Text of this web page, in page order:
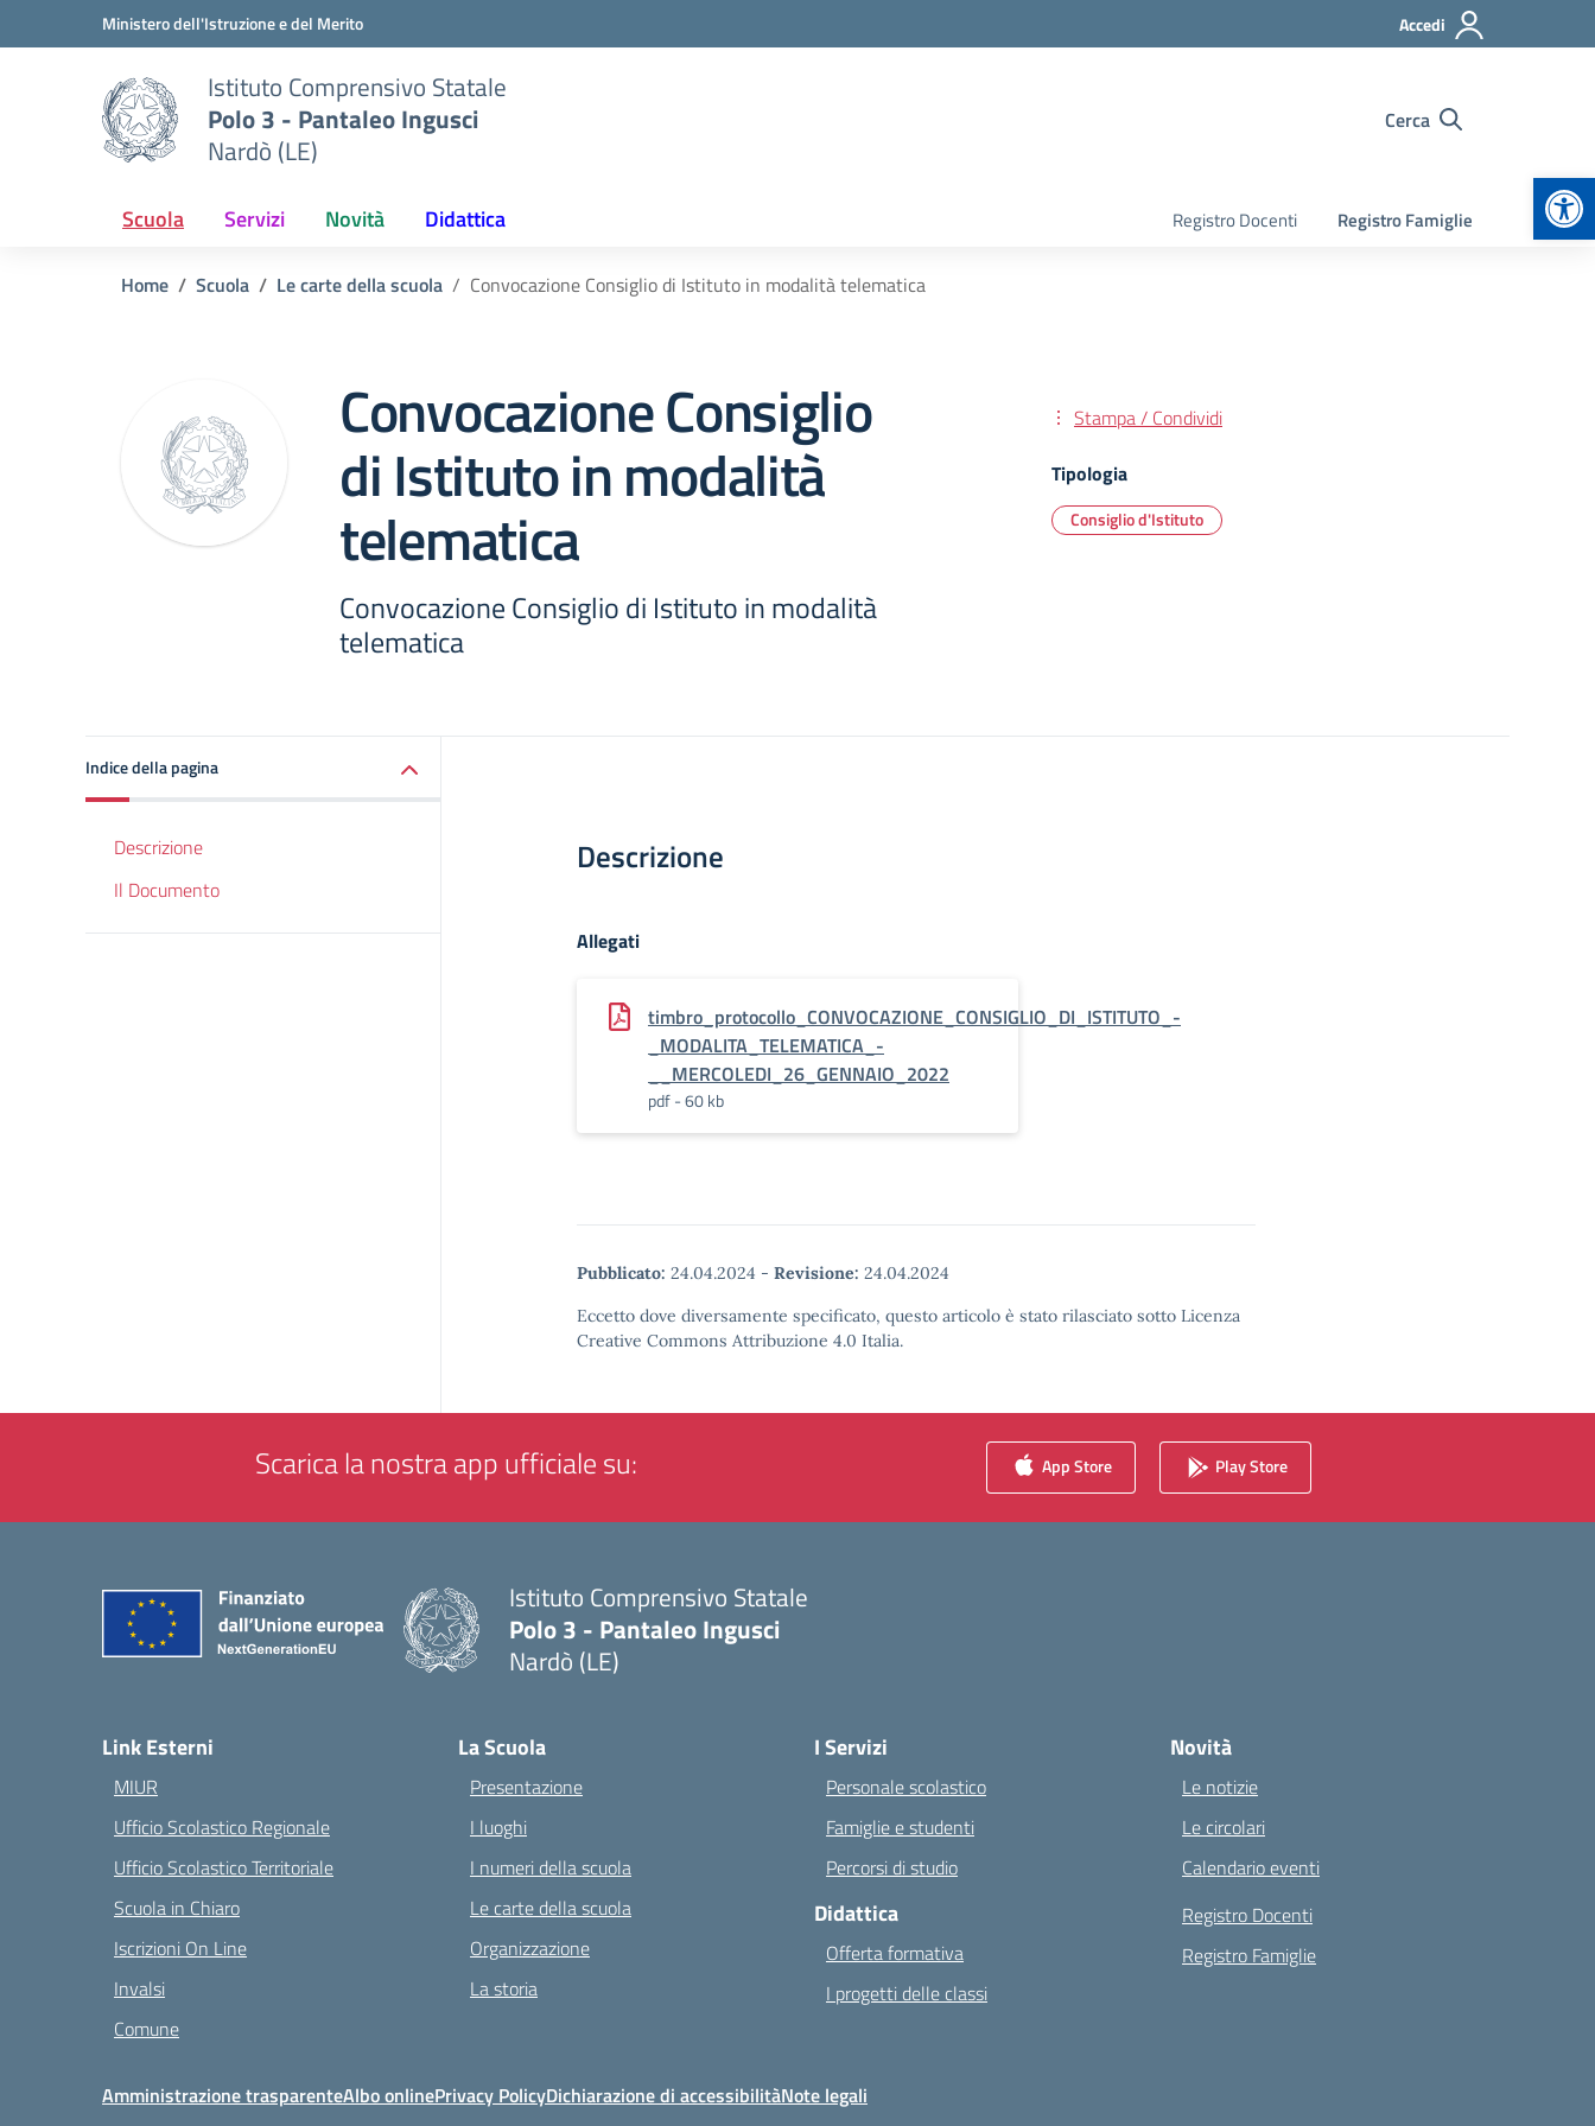
Vai ai contenuti
Vai al menu di navigazioneMinistero dell'Istruzione e del Merito Accedi
Istituto Comprensivo Statale
Polo 3 - Pantaleo Ingusci
Nardò (LE)
Cerca
Scuola Servizi Novità Didattica Registro Docenti Registro Famiglie
Home Scuola Le carte della scuola Convocazione Consiglio di Istituto in modalità telematica
Convocazione Consiglio
di Istituto in modalità
telematica
Convocazione Consiglio di Istituto in modalità
telematica
Stampa / Condividi
Tipologia
Consiglio d'Istituto
Indice della pagina
Descrizione
Il Documento
Descrizione
Allegati
timbro_protocollo_CONVOCAZIONE_CONSIGLIO_DI_ISTITUTO_-
_MODALITA_TELEMATICA_-
__MERCOLEDI_26_GENNAIO_2022
pdf - 60 kb
Pubblicato: 24.04.2024 - Revisione: 24.04.2024
Eccetto dove diversamente specificato, questo articolo è stato rilasciato sotto Licenza
Creative Commons Attribuzione 4.0 Italia.
Scarica la nostra app ufficiale su: App Store Play Store
Istituto Comprensivo Statale
Polo 3 - Pantaleo Ingusci
Nardò (LE)
Link Esterni
MIUR
Ufficio Scolastico Regionale
Ufficio Scolastico Territoriale
Scuola in Chiaro
Iscrizioni On Line
Invalsi
Comune
La Scuola
Presentazione
I luoghi
I numeri della scuola
Le carte della scuola
Organizzazione
La storia
I Servizi
Personale scolastico
Famiglie e studenti
Percorsi di studio
Didattica
Offerta formativa
I progetti delle classi
Novità
Le notizie
Le circolari
Calendario eventi
Registro Docenti
Registro Famiglie
Amministrazione trasparenteAlbo onlinePrivacy PolicyDichiarazione di accessibilitàNote legali